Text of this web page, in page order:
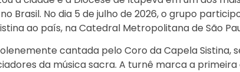
Brasil. No dia 5 de julho de 2026, o grupo
ao país, na Catedral Metropolitana de São
cantada pelo Coro da Capela Sistina,
da música sacra. A turnê marca a